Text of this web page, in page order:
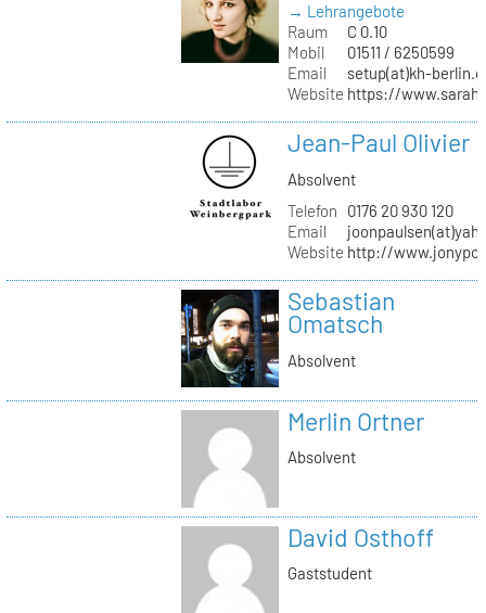
→ Lehrangebote
Raum
C 0.10
Mobil
01511 / 6250599
Email
setup(at)kh-
Website https://
Jean-Paul Olivier
Absolvent
Telefon
0176 20 930 120
Email
Website http://
Sebastian
Omatsch
Absolvent
Merlin Ortner
Absolvent
David Osthoff
Gaststudent